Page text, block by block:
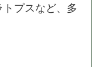
プスなど、多